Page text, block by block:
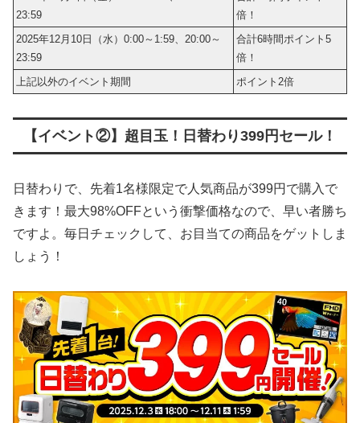
23:59
倍！
2025年12月10日（水）0:00～1:59、20:00～
23:59
合計6時間ポイント5
倍！
上記以外のイベント期間
ポイント2倍
【イベント②】超目玉！日替わり399円セール！
日替わりで、先着1名様限定で人気商品が399円で購入で
きます！最大98%OFFという衝撃価格なので、早い者勝ち
ですよ。毎日チェックして、お目当ての商品をゲットしま
しょう！